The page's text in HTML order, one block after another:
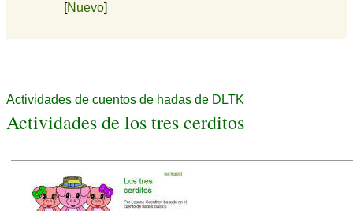
[Nuevo]
Actividades de cuentos de hadas de DLTK
Actividades de los tres cerditos